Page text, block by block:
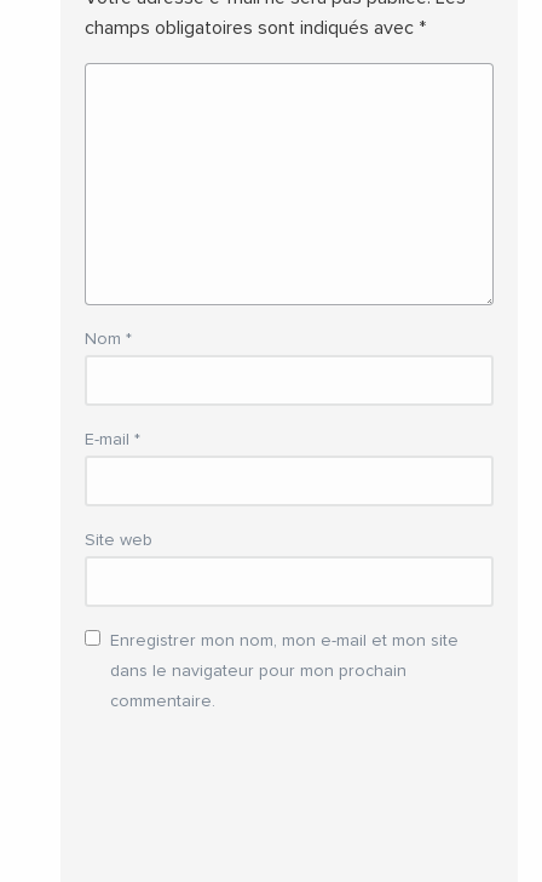
champs obligatoires sont indiqués avec *
Nom *
E-mail *
Site web
Enregistrer mon nom, mon e-mail et mon site
dans le navigateur pour mon prochain
commentaire.